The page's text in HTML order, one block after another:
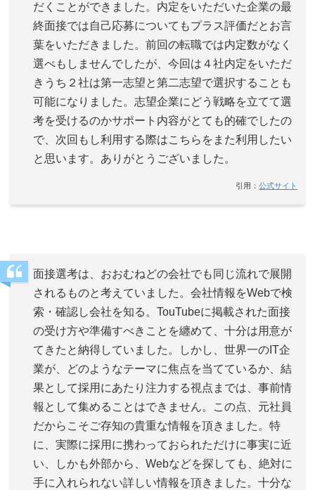
だくことができました。内定をいただいた企業の最
終面接では自己応募についてもプラス評価だとお言
葉をいただきました。前回の転職では内定数がなく
選べもしませんでしたが、今回は４社内定をいただ
きうち２社は第一志望と第二志望で選択することも
可能になりました。志望企業にどう戦略を立てて選
考を受けるのかサポート内容がとても的確でしたの
で、次回もし利用する際はこちらをまた利用したい
と思います。ありがとうございました。
引用： 公式サイト
面接選考は、おおむねどの会社でも同じ流れで展開
されるものと考えていました。会社情報をWebで検
索・確認し会社を知る。TouTubeに掲載された面接
の受け方や準備すべきことを纏めて、十分は用意が
てきたと納得していました。しかし、世界一のIT企
業が、どのようなテーマに焦点を当てているか、結
果として採用にあたり注力する視点までは、事前情
報として集めることはできません。この点、元社員
だからこそご存知の貴重な情報を頂きました。特
に、実際に採用に携わっておられただけに事実に近
い、しかも外部から、Webなどを探しても、絶対に
手に入れられない詳しい情報を頂きました。十分な